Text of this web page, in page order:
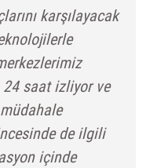
karşılayacak
saat izliyor ve
de ilgili
içinde